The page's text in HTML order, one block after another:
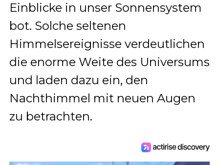
Einblicke in unser Sonnensystem
bot. Solche seltenen
Himmelsereignisse verdeutlichen
die enorme Weite des Universums
und laden dazu ein, den
Nachthimmel mit neuen Augen
zu betrachten.